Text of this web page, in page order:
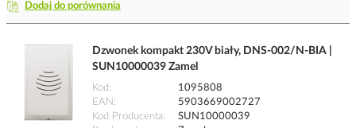
Dodaj do porównania
Dzwonek kompakt 230V biały, DNS-002/N-BIA |
SUN10000039 Zamel
Kod
1095808
EAN
5903669002727
Kod Producenta
SUN10000039